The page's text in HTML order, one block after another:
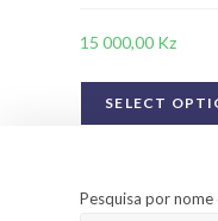
15 000,00 Kz
SELECT
Pesquisa por nome